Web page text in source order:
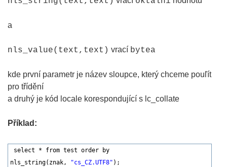
a
nls_value(text,text) vrací bytea
kde první parametr je název sloupce, který chceme pouľít
pro třídění
a druhý je kód locale korespondující s lc_collate
Příklad:
select * from test order by
nls_string(znak,
"cs_CZ.UTF8" );